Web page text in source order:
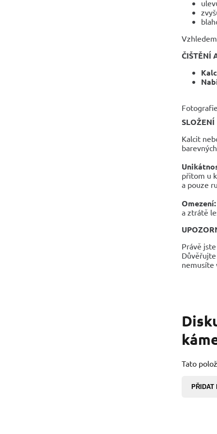
ČIŠTĚNÍ
SLOŽENÍ
Kalcit
přitom u
a pouze
Omezení:
a ztrátě
Právě
nemusíte
Tato
PŘIDAT